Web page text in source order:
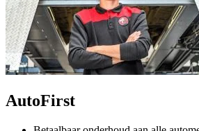
AutoFirst